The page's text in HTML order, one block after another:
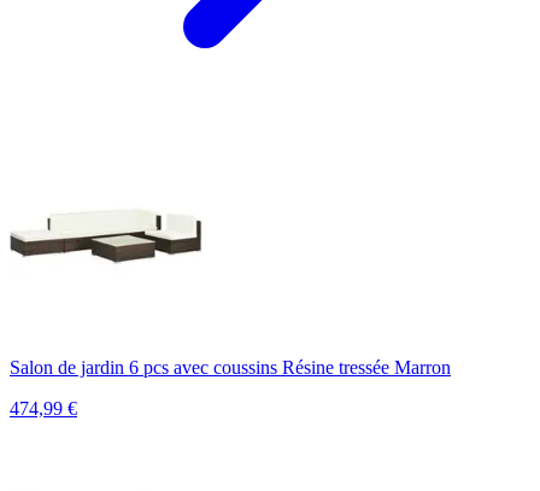
Salon de jardin 6 pcs avec coussins Résine tressée Marron
474,99 €